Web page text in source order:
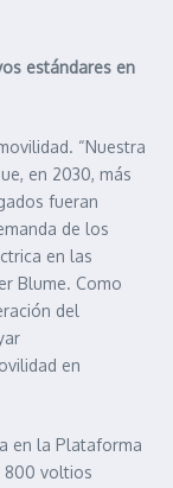
estándares en
“Nuestra
en 2030, más
fueran
de los
en las
Blume. Como
del
en
en la Plataforma
800 voltios